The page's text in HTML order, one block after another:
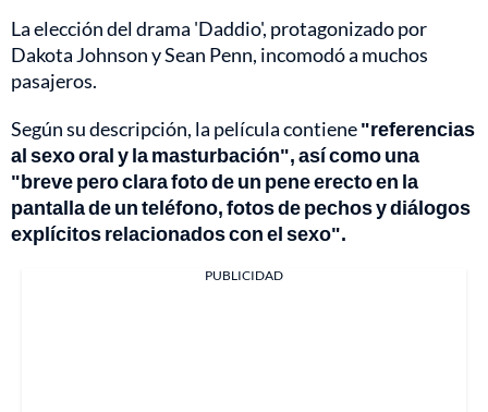
La elección del drama 'Daddio', protagonizado por
Dakota Johnson y Sean Penn, incomodó a muchos
pasajeros.
Según su descripción, la película contiene"referencias
al sexo oral y la masturbación", así como una
"breve pero clara foto de un pene erecto en la
pantalla de un teléfono, fotos de pechos y diálogos
explícitos relacionados con el sexo".
PUBLICIDAD